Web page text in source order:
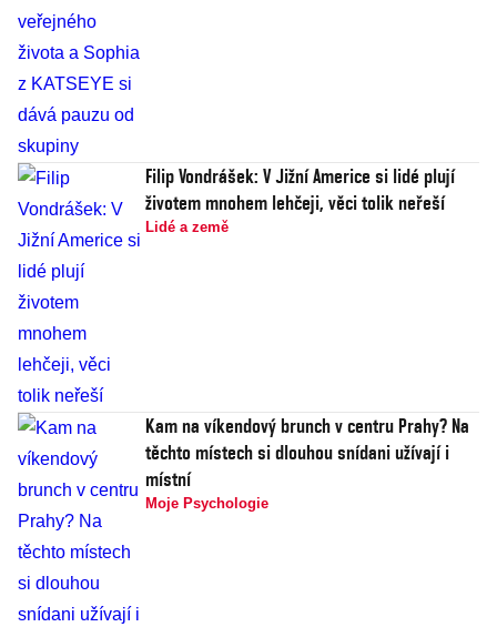
Filip Vondrášek: V Jižní Americe si lidé plují
životem mnohem lehčeji, věci tolik neřeší
Lidé a země
Kam na víkendový brunch v centru Prahy? Na
těchto místech si dlouhou snídani užívají i
místní
Moje Psychologie